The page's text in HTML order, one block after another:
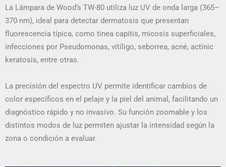
La Lámpara de Wood’s TW-80 utiliza luz UV de onda larga (365–
370 nm), ideal para detectar dermatosis que presentan
fluorescencia típica, como tinea capitis, micosis superficiales,
infecciones por Pseudomonas, vitíligo, seborrea, acné, actinic
keratosis, entre otras.
La precisión del espectro UV permite identificar cambios de
color específicos en el pelaje y la piel del animal, facilitando un
diagnóstico rápido y no invasivo. Su función zoomable y los
distintos modos de luz permiten ajustar la intensidad según la
zona o condición a evaluar.